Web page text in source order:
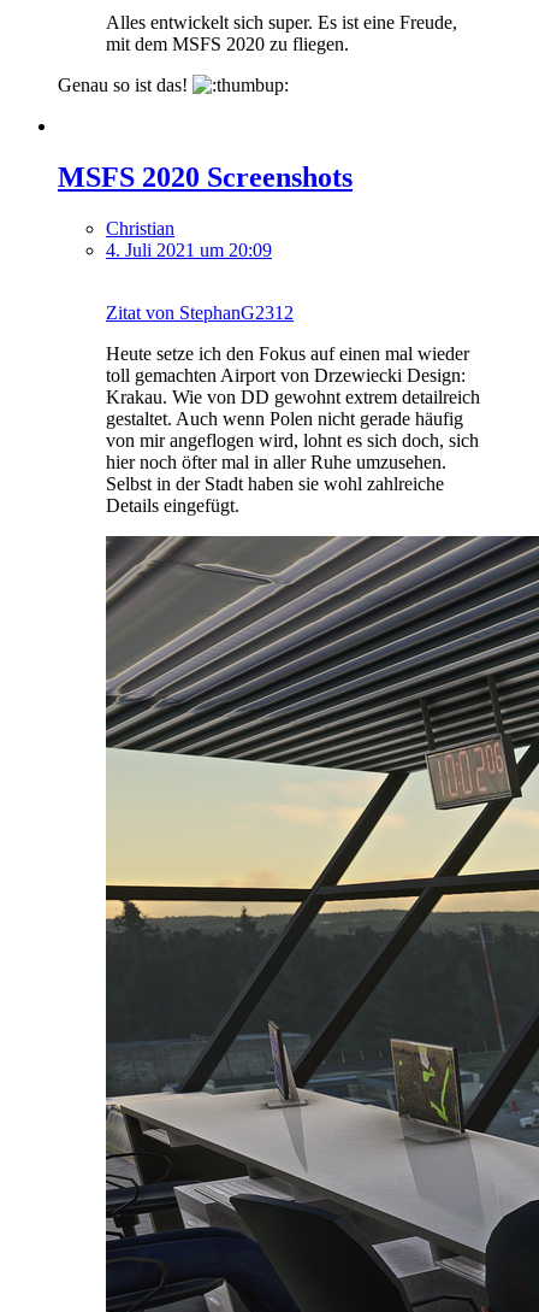
Alles entwickelt sich super. Es ist eine Freude,
mit dem MSFS 2020 zu fliegen.
Genau so ist das!
MSFS 2020 Screenshots
Christian
4. Juli 2021 um 20:09
Zitat von StephanG2312
Heute setze ich den Fokus auf einen mal wieder
toll gemachten Airport von Drzewiecki Design:
Krakau. Wie von DD gewohnt extrem detailreich
gestaltet. Auch wenn Polen nicht gerade häufig
von mir angeflogen wird, lohnt es sich doch, sich
hier noch öfter mal in aller Ruhe umzusehen.
Selbst in der Stadt haben sie wohl zahlreiche
Details eingefügt.